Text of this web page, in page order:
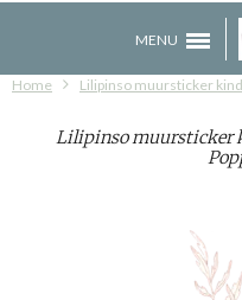
MENU
Home Lilipinso muursticker
Lilipinso muursticker